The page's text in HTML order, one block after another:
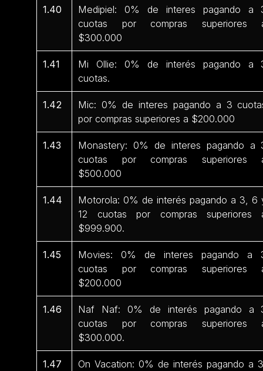
1.40
Medipiel: 0% de interes pagando a
cuotas por compras superiores
$300.000
1.41
Mi Ollie: 0% de interés pagando a
cuotas.
1.42
Mic: 0% de interes pagando a 3
por compras superiores a $200.000
1.43
Monastery: 0% de interes pagando a
cuotas por compras superiores
$500.000
1.44
Motorola: 0% de interés pagando a 3, 6
12 cuotas por compras superiores
$999.900.
1.45
Movies: 0% de interes pagando a
cuotas por compras superiores
$200.000
1.46
Naf Naf: 0% de interés pagando a
cuotas por compras superiores
$300.000.
1.47
On Vacation: 0% de interés pagando a